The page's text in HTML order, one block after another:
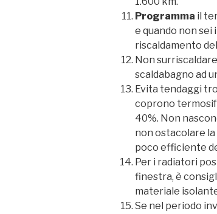
Programma il
e quando non sei
riscaldamento
Non
scaldabagno ad
Evita tendaggi
coprono
40%. Non
non ostacolare
poco efficiente
Per i radiatori
finestra, è
materiale
Se nel periodo